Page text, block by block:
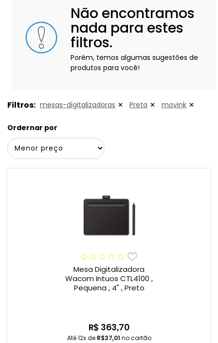
Não encontramos
nada para estes
filtros.
Porém, temos algumas sugestões de
produtos para você!
Filtros: mesas-digitalizadoras Preta movink
Ordernar por
Mesa Digitalizadora
Wacom Intuos CTL4100 ,
Pequena , 4" , Preto
R$ 363,70
Até 12x de R$37,01 no cartão